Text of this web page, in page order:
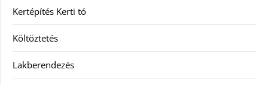
Kertépítés Kerti tó
Költöztetés
Lakberendezés